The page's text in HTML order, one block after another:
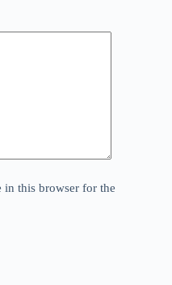
in this browser for the